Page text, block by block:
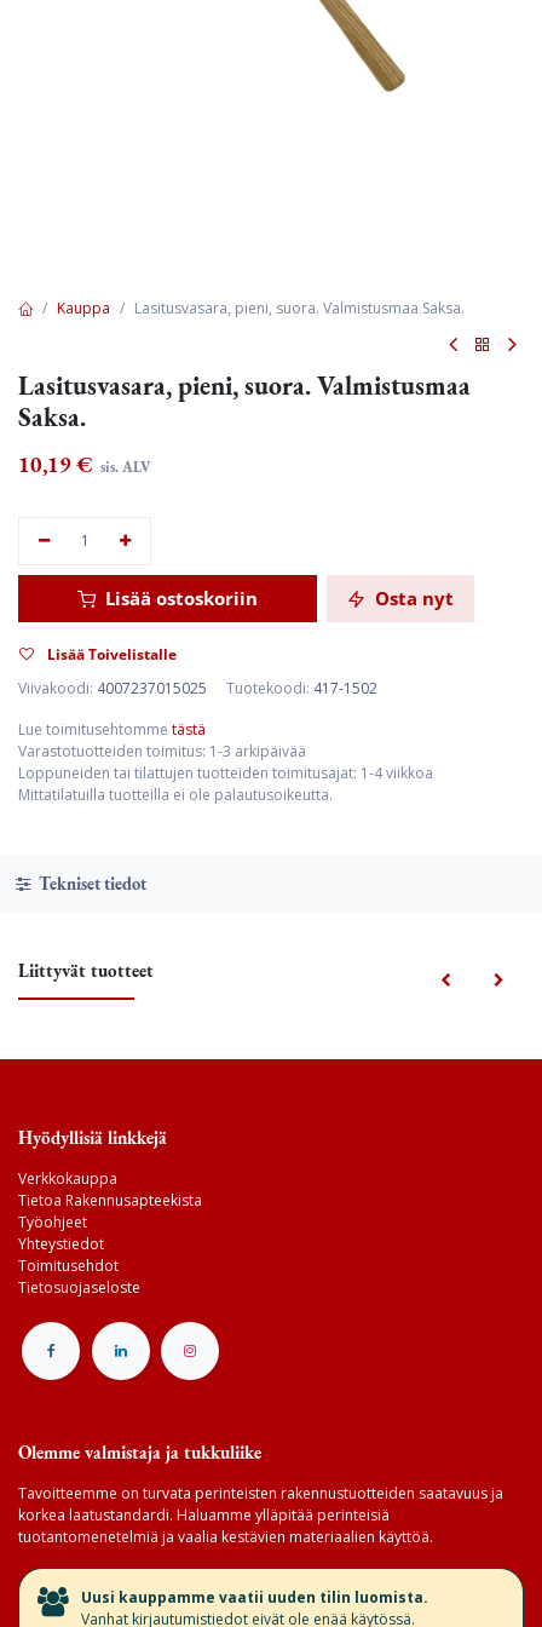
Kauppa Lasitusvasara, pieni, suora. Valmistusmaa Saksa.
Lasitusvasara, pieni, suora. Valmistusmaa
Saksa.
10,19€ sis. ALV
Lisää ostoskoriin Osta nyt
Lisää Toivelistalle
Viivakoodi: 4007237015025 Tuotekoodi: 417-1502
Lue toimitusehtomme tästä
Varastotuotteiden toimitus: 1-3 arkipäivää
Loppuneiden tai tilattujen tuotteiden toimitusajat: 1-4 viikkoa
Mittatilatuilla tuotteilla ei ole palautusoikeutta.
Tekniset tiedot
Liittyvät tuotteet
Hyödyllisiä linkkejä
Verkkokauppa
Tietoa Rakennusapteekista
Työohjeet
Yhteystiedot
Toimitusehdot
Tietosuojaseloste
Olemme valmistaja ja tukkuliike
Tavoitteemme on turvata perinteisten rakennustuotteiden saatavuus ja
korkea laatustandardi. Haluamme ylläpitää perinteisiä
tuotantomenetelmiä ja vaalia kestävien materiaalien käyttöä.
​Uusi kauppamme vaatii uuden tilin luomista.
Vanhat kirjautumistiedot eivät ole enää käytössä.